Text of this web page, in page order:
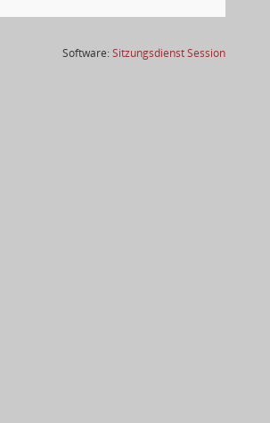
Software:SitzungsdienstSession(Wird in